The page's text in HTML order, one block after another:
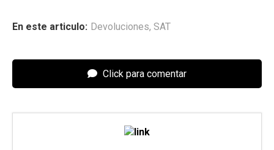
En este articulo: Devoluciones, SAT
Click para comentar